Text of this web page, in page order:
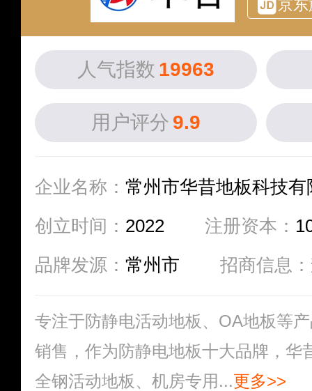
京
人气指数 19963
用户评分 9.9
企业名称： 常州市华昔地板科技有
创立时间： 2022 注册资本：
品牌发源： 常州市 招商信息：
专注于防静电活动地板、OA地板等
销售，作为防静电地板十大品牌，华
全钢活动地板、机房专用...更多>>